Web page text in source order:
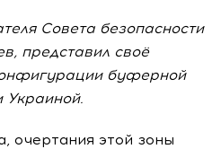
Совета безопасности
представил своё
буферной
Украиной.
очертания этой зоны